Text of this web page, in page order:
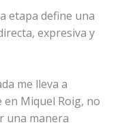
etapa define una
expresiva y
me lleva a
Miquel Roig, no
una manera